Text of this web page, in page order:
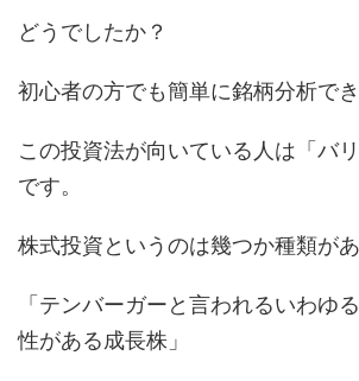
どうでしたか？
初心者の方でも簡単に銘柄分析でき
この投資法が向いている人は「バ
です。
株式投資というのは幾つか種類があ
「テンバーガーと言われるいわゆ
性がある成長株」